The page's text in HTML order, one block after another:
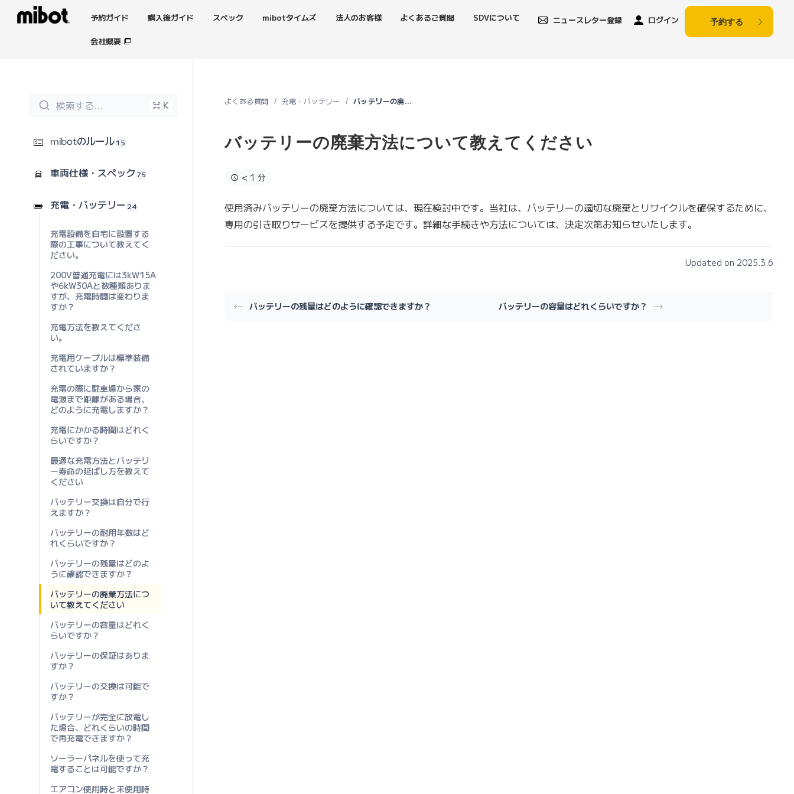
予約ガイド 購入後ガイド スペック mibotタイムズ 法人のお客様 よくあるご質問 SDVについて
会社概要
ニュースレター登録 ログイン 予約する
検索する... ⌘ K
mibotのルール15
車両仕様・スペック 75
充電・バッテリー 24
充電設備を自宅に設置する
際の工事について教えてく
ださい。
200V普通充電には3kW15A
や6kW30Aと数種類ありま
すが、充電時間は変わりま
すか？
充電方法を教えてくださ
い。
充電用ケーブルは標準装備
されていますか？
充電の際に駐車場から家の
電源まで距離がある場合、
どのように充電しますか？
充電にかかる時間はどれく
らいですか？
最適な充電方法とバッテリ
ー寿命の延ばし方を教えて
ください
バッテリー交換は自分で行
えますか？
バッテリーの耐用年数はど
れくらいですか？
バッテリーの残量はどのよ
うに確認できますか？
バッテリーの廃棄方法につ
いて教えてください
バッテリーの容量はどれく
らいですか？
バッテリーの保証はありま
すか？
バッテリーの交換は可能で
すか？
バッテリーが完全に放電し
た場合、どれくらいの時間
で再充電できますか？
ソーラーパネルを使って充
電することは可能ですか？
エアコン使用時と未使用時
よくある質問 充電・バッテリー バッテリーの廃棄方法について教えてください
バッテリーの廃棄方法について教えてください
< 1 分
使用済みバッテリーの廃棄方法については、現在検討中です。当社は、バッテリーの適切な廃棄とリサイクルを確保するために、
専用の引き取りサービスを提供する予定です。詳細な手続きや方法については、決定次第お知らせいたします。
Updated on 2025.3.6
バッテリーの残量はどのように確認できますか？ バッテリーの容量はどれくらいですか？